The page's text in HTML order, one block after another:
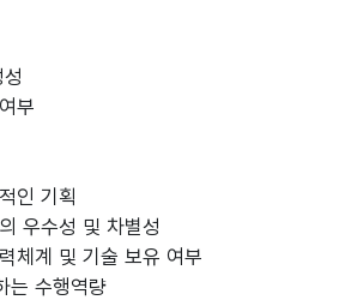
부
인 기획
우수성 및 차별성
체계 및 기술 보유 여부
는 수행역량